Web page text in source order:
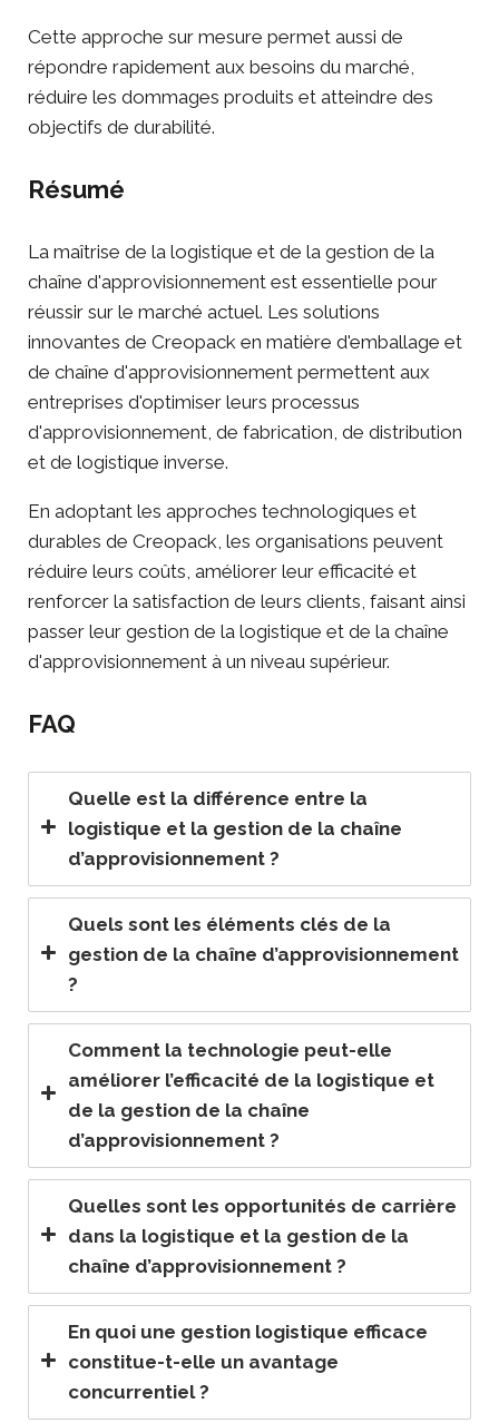
Cette approche sur mesure permet aussi de
répondre rapidement aux besoins du marché,
réduire les dommages produits et atteindre des
objectifs de durabilité.
Résumé
La maîtrise de la logistique et de la gestion de la
chaîne d'approvisionnement est essentielle pour
réussir sur le marché actuel. Les solutions
innovantes de Creopack en matière d'emballage et
de chaîne d'approvisionnement permettent aux
entreprises d'optimiser leurs processus
d'approvisionnement, de fabrication, de distribution
et de logistique inverse.
En adoptant les approches technologiques et
durables de Creopack, les organisations peuvent
réduire leurs coûts, améliorer leur efficacité et
renforcer la satisfaction de leurs clients, faisant ainsi
passer leur gestion de la logistique et de la chaîne
d'approvisionnement à un niveau supérieur.
FAQ
Quelle est la différence entre la
logistique et la gestion de la chaîne
d’approvisionnement ?
Quels sont les éléments clés de la
gestion de la chaîne d’approvisionnement
?
Comment la technologie peut-elle
améliorer l’efficacité de la logistique et
de la gestion de la chaîne
d’approvisionnement ?
Quelles sont les opportunités de carrière
dans la logistique et la gestion de la
chaîne d’approvisionnement ?
En quoi une gestion logistique efficace
constitue-t-elle un avantage
concurrentiel ?